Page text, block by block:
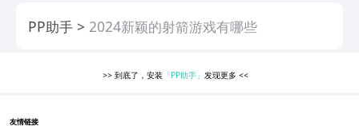
PP助手 2024新颖的射箭游戏有哪些
>> 到底了，安装 「PP助手」 发现更多<<
友情链接